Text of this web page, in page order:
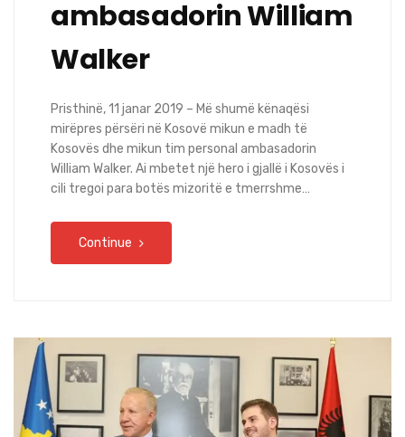
ambasadorin William
Walker
Pristhinë, 11 janar 2019 – Më shumë kënaqësi
mirëpres përsëri në Kosovë mikun e madh të
Kosovës dhe mikun tim personal ambasadorin
William Walker. Ai mbetet një hero i gjallë i Kosovës i
cili tregoi para botës mizoritë e tmerrshme…
Continue